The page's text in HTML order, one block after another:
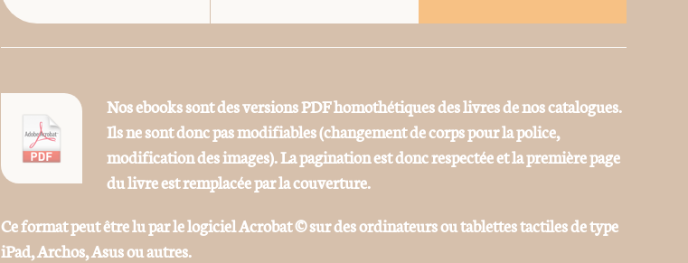
Nos ebooks sont des versions PDF homothétiques des livres de nos catalogues.
Ils ne sont donc pas modifiables (changement de corps pour la police,
modification des images). La pagination est donc respectée et la première page
du livre est remplacée par la couverture.
Ce format peut être lu par le logiciel Acrobat © sur des ordinateurs ou tablettes tactiles de type
iPad, Archos, Asus ou autres.